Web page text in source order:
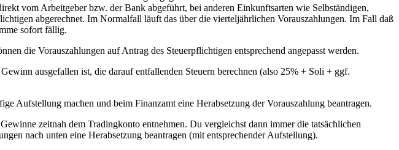
vom Arbeitgeber bzw. der Bank abgeführt, bei anderen Einkunftsarten wie Selbständigen,
abgerechnet. Im Normalfall läuft das über die vierteljährlichen Vorauszahlungen. Im Fall daß
sofort fällig.
die Vorauszahlungen auf Antrag des Steuerpflichtigen entsprechend angepasst werden.
ausgefallen ist, die darauf entfallenden Steuern berechnen (also 25% + Soli + ggf.
Aufstellung machen und beim Finanzamt eine Herabsetzung der Vorauszahlung beantragen.
zeitnah dem Tradingkonto entnehmen. Du vergleichst dann immer die tatsächlichen
nach unten eine Herabsetzung beantragen (mit entsprechender Aufstellung).